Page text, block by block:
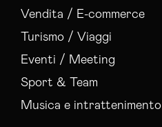
Vendita / E-commerce
Turismo / Viaggi
Eventi / Meeting
Sport & Team
Musica e intrattenimento